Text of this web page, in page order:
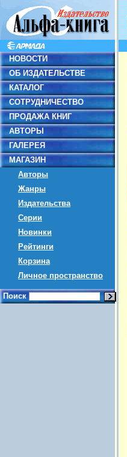
НОВОСТИ
ОБ ИЗДАТЕЛЬСТВЕ
КАТАЛОГ
СОТРУДНИЧЕСТВО
ПРОДАЖА КНИГ
АВТОРЫ
ГАЛЕРЕЯ
МАГАЗИН
Авторы
Жанры
Издательства
Серии
Новинки
Рейтинги
Корзина
Личное пространство
Поиск